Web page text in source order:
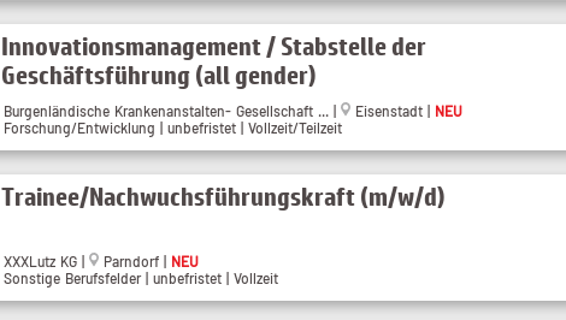
Innovationsmanagement / Stabstelle der
Geschäftsführung (all gender)
Burgenländische Krankenanstalten- Gesellschaft ... | Eisenstadt | NEU
Forschung/Entwicklung | unbefristet | Vollzeit/Teilzeit
Trainee/Nachwuchsführungskraft (m/w/d)
XXXLutz KG | Parndorf | NEU
Sonstige Berufsfelder | unbefristet | Vollzeit